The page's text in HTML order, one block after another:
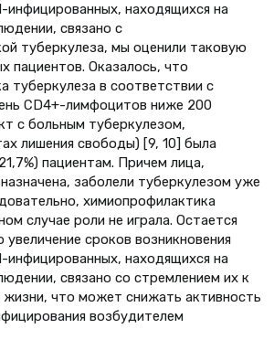
инфицированных, находящихся на
связано с
туберкулеза, мы оценили таковую
пациентов. Оказалось, что
туберкулеза в соответствии с
СD4+-лимфоцитов ниже 200
с больным туберкулезом,
лишения свободы) [9, 10] была
пациентам. Причем лица,
заболели туберкулезом уже
химиопрофилактика
случае роли не играла. Остается
сроков возникновения
инфицированных, находящихся на
связано со стремлением их к
что может снижать активность
возбудителем